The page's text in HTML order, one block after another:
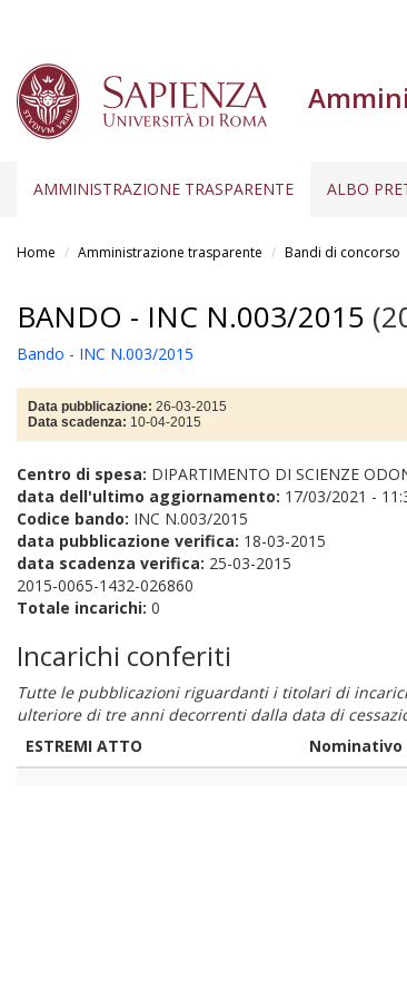
AMMINISTRAZIONE TRASPARENTE ALBO
Home Amministrazione trasparente Bandi di concorso
BANDO - INC N.003/2015
Bando - INC N.003/2015
Data pubblicazione: 26-03-2015
Data scadenza: 10-04-2015
Centro di spesa: DIPARTIMENTO DI SCIENZE
data dell'ultimo aggiornamento: 17/03/2021 -
Codice bando: INC N.003/2015
data pubblicazione verifica: 18-03-2015
data scadenza verifica: 25-03-2015
2015-0065-1432-026860
Totale incarichi: 0
Incarichi conferiti
Tutte le pubblicazioni riguardanti i titolari di
ulteriore di tre anni decorrenti dalla data di
ESTREMI ATTO
Nominativo